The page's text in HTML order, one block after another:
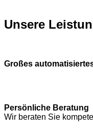
Unsere
Großes
Persönliche Beratung
Wir beraten Sie